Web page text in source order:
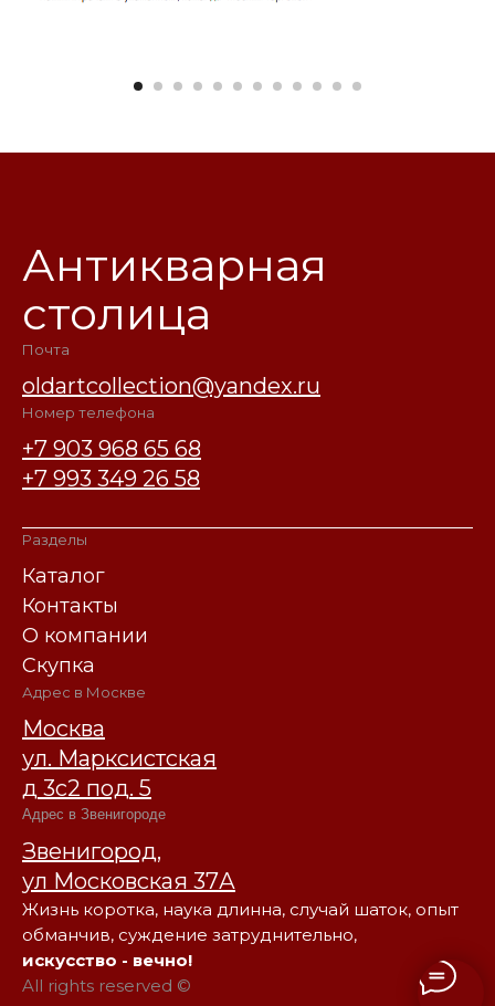
Антикварная
столица
Почта
oldartcollection@yandex.ru
Номер телефона
+7 903 968 65 68
+7 993 349 26 58
Разделы
Каталог
Контакты
О компании
Скупка
Адрес в Москве
Москва
ул. Марксистская
д 3с2 под. 5
Адрес в Звенигороде
Звенигород,
ул Московская 37А
Жизнь коротка, наука длинна, случай шаток, опыт
обманчив, суждение затруднительно,
искусство - вечно!
All rights reserved ©